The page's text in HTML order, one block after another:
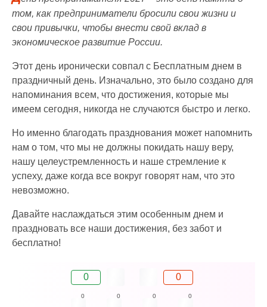
том, как предприниматели бросили свои жизни и
свои привычки, чтобы внести свой вклад в
экономическое развитие России.
Этот день иронически совпал с Бесплатным днем в
праздничный день. Изначально, это было создано для
напоминания всем, что достижения, которые мы
имеем сегодня, никогда не случаются быстро и легко.
Но именно благодать празднования может напомнить
нам о том, что мы не должны покидать нашу веру,
нашу целеустремленность и наше стремление к
успеху, даже когда все вокруг говорят нам, что это
невозможно.
Давайте наслаждаться этим особенным днем и
праздновать все наши достижения, без забот и
бесплатно!
0 0
0 0 0 0